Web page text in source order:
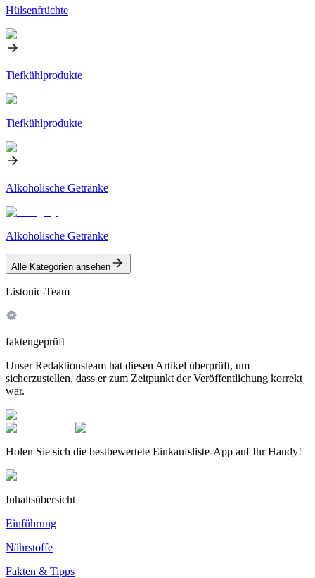
Hülsenfrüchte
Tiefkühlprodukte
Tiefkühlprodukte
Alkoholische Getränke
Alkoholische Getränke
Alle Kategorien ansehen
Listonic-Team
faktengeprüft
Unser Redaktionsteam hat diesen Artikel überprüft, um
sicherzustellen, dass er zum Zeitpunkt der Veröffentlichung korrekt
war.
Holen Sie sich die bestbewertete Einkaufsliste-App auf Ihr Handy!
Inhaltsübersicht
Einführung
Nährstoffe
Fakten & Tipps